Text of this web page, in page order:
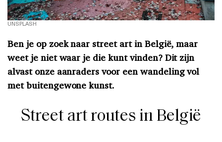
UNSPLASH
Ben je op zoek naar street art in België, maar
weet je niet waar je die kunt vinden? Dit zijn
alvast onze aanraders voor een wandeling vol
met buitengewone kunst.
Street art routes in België